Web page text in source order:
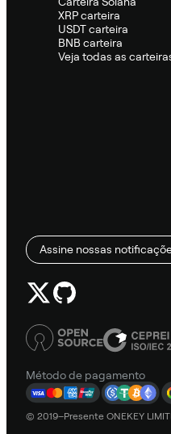
XRP carteira
USDT carteira
BNB carteira
Veja todas as
Assine nossas
Método de pagamento
© 2019–Presente ONEKEY